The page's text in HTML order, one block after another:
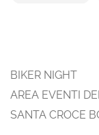
BIKER NIGHT
AREA EVENTI
SANTA CROCE